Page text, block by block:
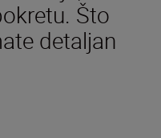
Što
detaljan